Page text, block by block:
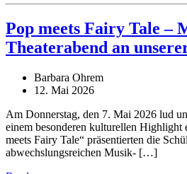
Pop meets Fairy Tale –
Theaterabend an
Barbara Ohrem
12. Mai 2026
Am Donnerstag, den 7. Mai 2026 lud
einem besonderen kulturellen Highlight
meets Fairy Tale“ präsentierten die
abwechslungsreichen Musik- […]